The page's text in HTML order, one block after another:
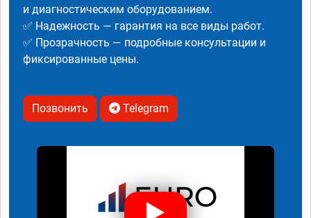
и диагностическим оборудованием.
✅ Надежность — гарантия на все виды работ.
✅ Прозрачность — подробные консультации и
фиксированные цены.
Позвонить Telegram